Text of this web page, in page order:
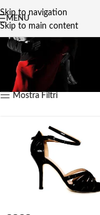
Skip to navigation
Skip to main content
MENU
Home Collezione 2026
Mostra Filtri